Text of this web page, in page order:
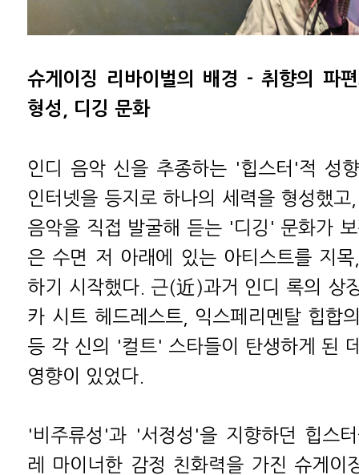
슈게이징 리바이벌의 배경 - 취향의 파
형성, 디깅 문화
인디 음악 신을 추종하는 '힙스터'적 성
인터넷을 등지로 하나의 세력을 형성했
음악을 직접 발굴해 듣는 '디깅' 문화가
은 수면 저 아래에 있는 아티스트를 지
하기 시작했다. 근(近)과거 인디 록의 상
카 시트 헤드레스트, 익스페리멘탈 힙합
등 각 신의 '컬트' 스타들이 탄생하게 된
영향이 있었다.
'비주류성'과 '서정성'을 지향하던 힙스
레 마이너한 감정 친화력을 가진 슈게이